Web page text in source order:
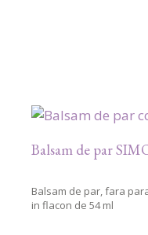
Balsam de par
Balsam de par, fara
in flacon de 54 ml